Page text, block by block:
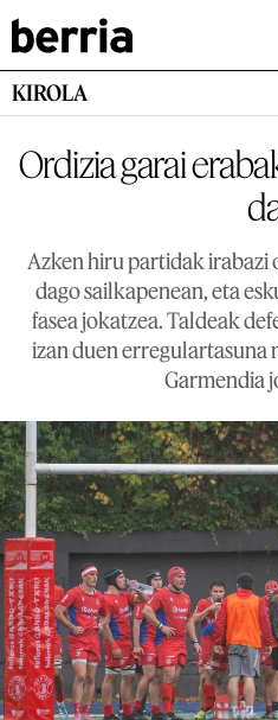
KIROLA
Ordizia garai
Azken hiru partidak irabazi
dago sailkapenean, eta
fasea jokatzea. Taldeak
izan duen
Garmendia